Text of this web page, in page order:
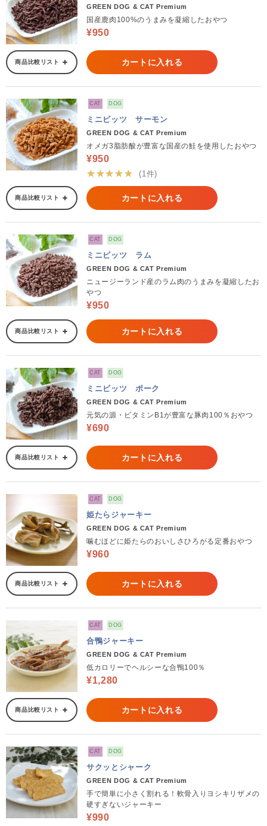
GREEN DOG & CAT Premium
国産鹿肉100%のうまみを凝縮したおやつ
¥950
商品比較リスト カートに入れる
CAT DOG
ミニビッツ サーモン
GREEN DOG & CAT Premium
オメガ3脂肪酸が豊富な国産の鮭を使用したおやつ
¥950
★★★★★
(1件)
商品比較リスト カートに入れる
CAT DOG
ミニビッツ ラム
GREEN DOG & CAT Premium
ニュージーランド産のラム肉のうまみを凝縮したお
やつ
¥950
商品比較リスト カートに入れる
CAT DOG
ミニビッツ ポーク
GREEN DOG & CAT Premium
元気の源・ビタミンB1が豊富な豚肉100％おやつ
¥690
商品比較リスト カートに入れる
CAT DOG
姫たらジャーキー
GREEN DOG & CAT Premium
噛むほどに姫たらのおいしさひろがる定番おやつ
¥960
商品比較リスト カートに入れる
CAT DOG
合鴨ジャーキー
GREEN DOG & CAT Premium
低カロリーでヘルシーな合鴨100％
¥1,280
商品比較リスト カートに入れる
CAT DOG
サクッとシャーク
GREEN DOG & CAT Premium
手で簡単に小さく割れる！軟骨入りヨシキリザメの
硬すぎないジャーキー
¥990